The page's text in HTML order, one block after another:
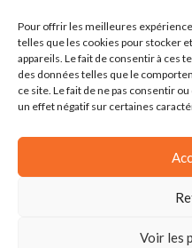
Pour offrir les meilleures
telles que les cookies pour stocker
appareils. Le fait de consentir à ces
des données telles que le
ce site. Le fait de ne pas consentir
un effet négatif sur certaines
Voir les
138